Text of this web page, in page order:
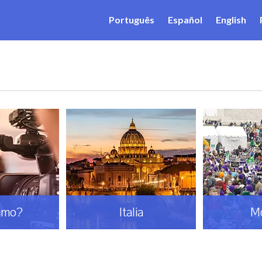
Português Español English
Italia